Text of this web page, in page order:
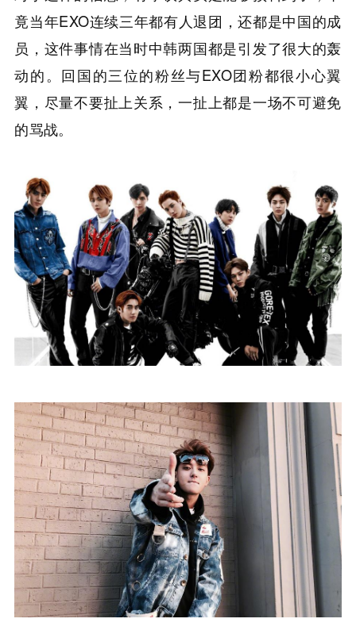
竟当年EXO连续三年都有人退团，还都是中国的成
员，这件事情在当时中韩两国都是引发了很大的轰
动的。回国的三位的粉丝与EXO团粉都很小心翼
翼，尽量不要扯上关系，一扯上都是一场不可避免
的骂战。